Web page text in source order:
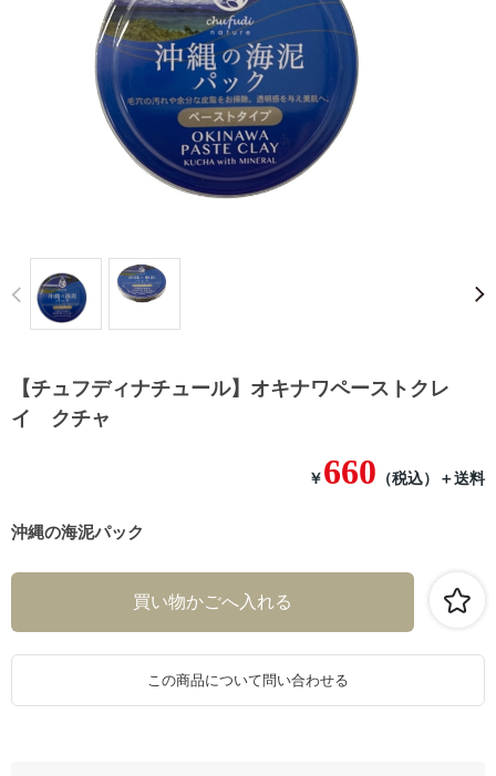
Prev
【チュフディナチュール】オキナワペーストクレ
イ クチャ
沖縄の海泥パック
￥ 660 （税込） ＋送料
この商品について問い合わせる